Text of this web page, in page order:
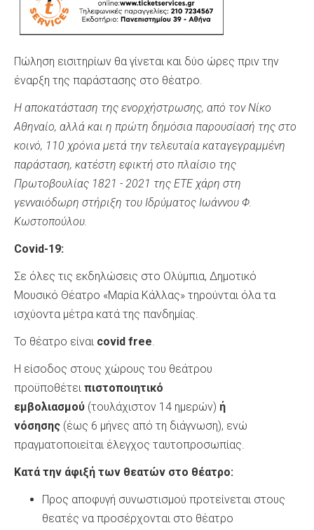
Πώληση εισιτηρίων θα γίνεται και δύο ώρες πριν την
έναρξη της παράστασης στο θέατρο.
Η αποκατάσταση της ενορχήστρωσης, από τον Νίκο
Αθηναίο, αλλά και η πρώτη δημόσια παρουσίασή της στο
κοινό, 110 χρόνια μετά την τελευταία καταγεγραμμένη
παράσταση, κατέστη εφικτή στο πλαίσιο της
Πρωτοβουλίας 1821 - 2021 της ΕΤΕ χάρη στη
γενναιόδωρη στήριξη του Ιδρύματος Ιωάννου Φ.
Κωστοπούλου.
Covid-19:
Σε όλες τις εκδηλώσεις στο Ολύμπια, Δημοτικό
Μουσικό Θέατρο «Μαρία Κάλλας» τηρούνται όλα τα
ισχύοντα μέτρα κατά της πανδημίας.
Το θέατρο είναι covid free
Η είσοδος στους χώρους του θεάτρου
προϋποθέτει πιστοποιητικό
εμβολιασμού (τουλάχιστον 14 ημερών) ή
νόσησης (έως 6 μήνες από τη διάγνωση), ενώ
πραγματοποιείται έλεγχος ταυτοπροσωπίας.
Κατά την άφιξή των θεατών στο θέατρο:
Προς αποφυγή συνωστισμού προτείνεται στους
θεατές να προσέρχονται στο θέατρο